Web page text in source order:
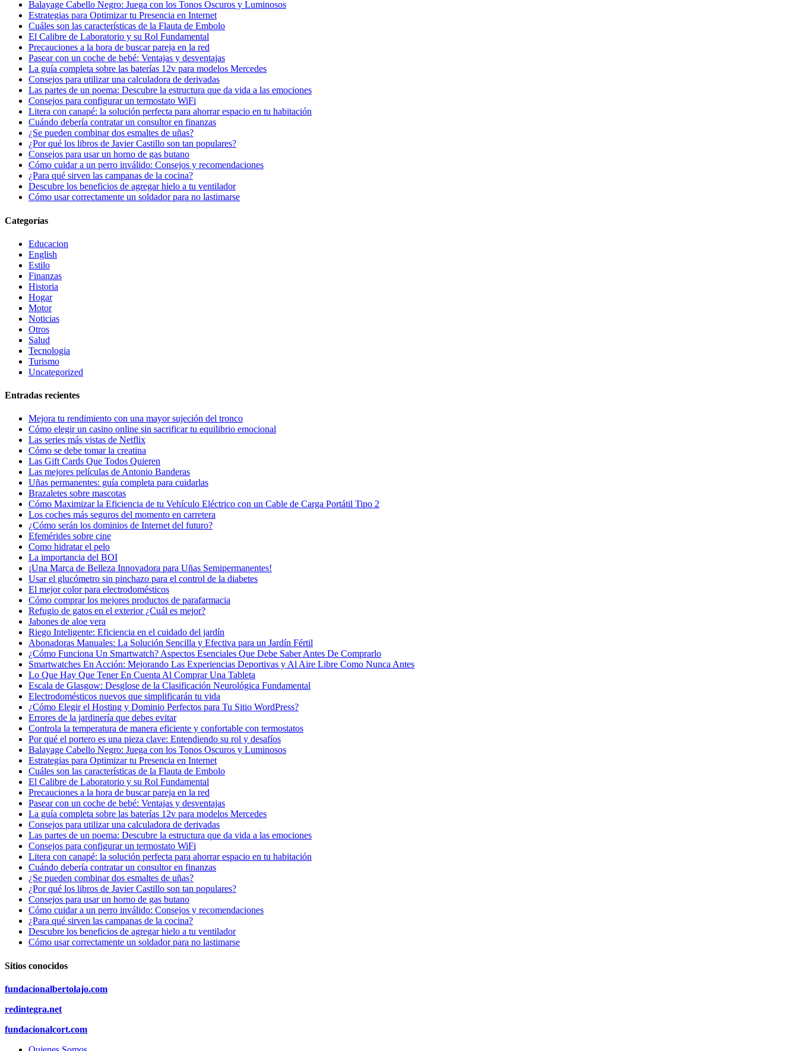
Balayage Cabello Negro: Juega con los Tonos Oscuros y Luminosos
Estrategias para Optimizar tu Presencia en Internet
Cuáles son las características de la Flauta de Embolo
El Calibre de Laboratorio y su Rol Fundamental
Precauciones a la hora de buscar pareja en la red
Pasear con un coche de bebé: Ventajas y desventajas
La guía completa sobre las baterías 12v para modelos Mercedes
Consejos para utilizar una calculadora de derivadas
Las partes de un poema: Descubre la estructura que da vida a las emociones
Consejos para configurar un termostato WiFi
Litera con canapé: la solución perfecta para ahorrar espacio en tu habitación
Cuándo debería contratar un consultor en finanzas
¿Se pueden combinar dos esmaltes de uñas?
¿Por qué los libros de Javier Castillo son tan populares?
Consejos para usar un horno de gas butano
Cómo cuidar a un perro inválido: Consejos y recomendaciones
¿Para qué sirven las campanas de la cocina?
Descubre los beneficios de agregar hielo a tu ventilador
Cómo usar correctamente un soldador para no lastimarse
Categorías
Educacion
English
Estilo
Finanzas
Historia
Hogar
Motor
Noticias
Otros
Salud
Tecnologia
Turismo
Uncategorized
Entradas recientes
Mejora tu rendimiento con una mayor sujeción del tronco
Cómo elegir un casino online sin sacrificar tu equilibrio emocional
Las series más vistas de Netflix
Cómo se debe tomar la creatina
Las Gift Cards Que Todos Quieren
Las mejores películas de Antonio Banderas
Uñas permanentes: guía completa para cuidarlas
Brazaletes sobre mascotas
Cómo Maximizar la Eficiencia de tu Vehículo Eléctrico con un Cable de Carga Portátil Tipo 2
Los coches más seguros del momento en carretera
¿Cómo serán los dominios de Internet del futuro?
Efemérides sobre cine
Сomo hidratar el pelo
La importancia del BOI
¡Una Marca de Belleza Innovadora para Uñas Semipermanentes!
Usar el glucómetro sin pinchazo para el control de la diabetes
El mejor color para electrodomésticos
Cómo comprar los mejores productos de parafarmacia
Refugio de gatos en el exterior ¿Cuál es mejor?
Jabones de aloe vera
Riego Inteligente: Eficiencia en el cuidado del jardín
Abonadoras Manuales: La Solución Sencilla y Efectiva para un Jardín Fértil
¿Cómo Funciona Un Smartwatch? Aspectos Esenciales Que Debe Saber Antes De Comprarlo
Smartwatches En Acción: Mejorando Las Experiencias Deportivas y Al Aire Libre Como Nunca Antes
Lo Que Hay Que Tener En Cuenta Al Comprar Una Tableta
Escala de Glasgow: Desglose de la Clasificación Neurológica Fundamental
Electrodomésticos nuevos que simplificarán tu vida
¿Cómo Elegir el Hosting y Dominio Perfectos para Tu Sitio WordPress?
Errores de la jardinería que debes evitar
Controla la temperatura de manera eficiente y confortable con termostatos
Por qué el portero es una pieza clave: Entendiendo su rol y desafíos
Balayage Cabello Negro: Juega con los Tonos Oscuros y Luminosos
Estrategias para Optimizar tu Presencia en Internet
Cuáles son las características de la Flauta de Embolo
El Calibre de Laboratorio y su Rol Fundamental
Precauciones a la hora de buscar pareja en la red
Pasear con un coche de bebé: Ventajas y desventajas
La guía completa sobre las baterías 12v para modelos Mercedes
Consejos para utilizar una calculadora de derivadas
Las partes de un poema: Descubre la estructura que da vida a las emociones
Consejos para configurar un termostato WiFi
Litera con canapé: la solución perfecta para ahorrar espacio en tu habitación
Cuándo debería contratar un consultor en finanzas
¿Se pueden combinar dos esmaltes de uñas?
¿Por qué los libros de Javier Castillo son tan populares?
Consejos para usar un horno de gas butano
Cómo cuidar a un perro inválido: Consejos y recomendaciones
¿Para qué sirven las campanas de la cocina?
Descubre los beneficios de agregar hielo a tu ventilador
Cómo usar correctamente un soldador para no lastimarse
Sitios conocidos
fundacionalbertolajo.com
redintegra.net
fundacionalcort.com